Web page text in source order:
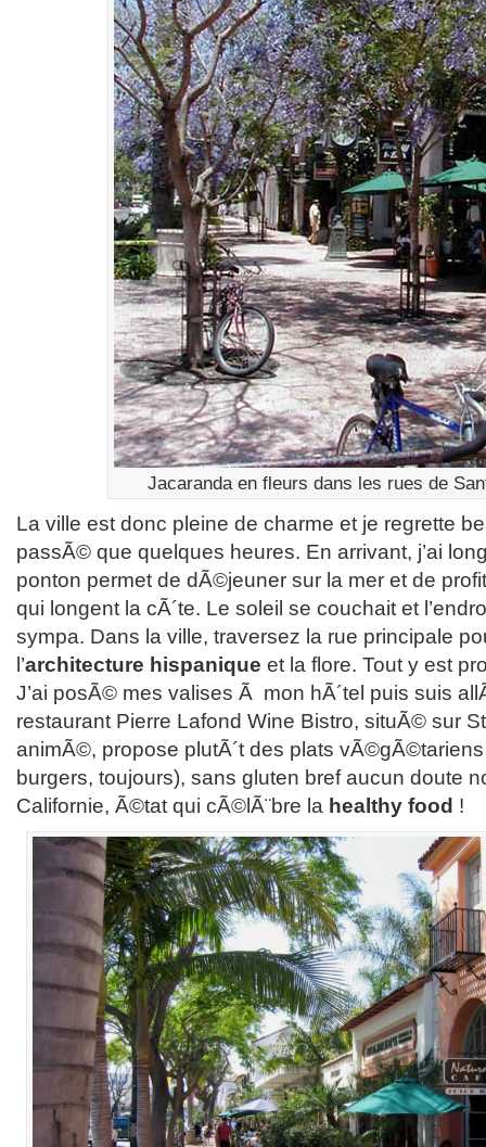
Jacaranda en fleurs dans les rues de
La ville est donc pleine de charme et je regrette
passÃ© que quelques heures. En arrivant, j’ai
ponton permet de dÃ©jeuner sur la mer et de
qui longent la cÃ´te. Le soleil se couchait et
sympa. Dans la ville, traversez la rue principale
l’architecture hispanique et la flore. Tout y est
J’ai posÃ© mes valises Ã mon hÃ´tel puis suis
restaurant Pierre Lafond Wine Bistro, situÃ© sur
animÃ©, propose plutÃ´t des plats
burgers, toujours), sans gluten bref aucun doute
Californie, Ã©tat qui cÃ©lÃ¨bre la healthy food !